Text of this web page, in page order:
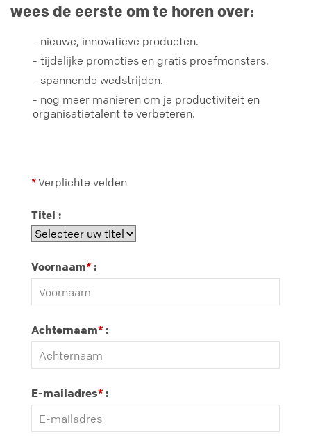
wees de eerste om te horen over:
- nieuwe, innovatieve producten.
- tijdelijke promoties en gratis proefmonsters.
- spannende wedstrijden.
- nog meer manieren om je productiviteit en
organisatietalent te verbeteren.
*Verplichte velden
Titel :
Voornaam* :
Achternaam* :
E-mailadres* :